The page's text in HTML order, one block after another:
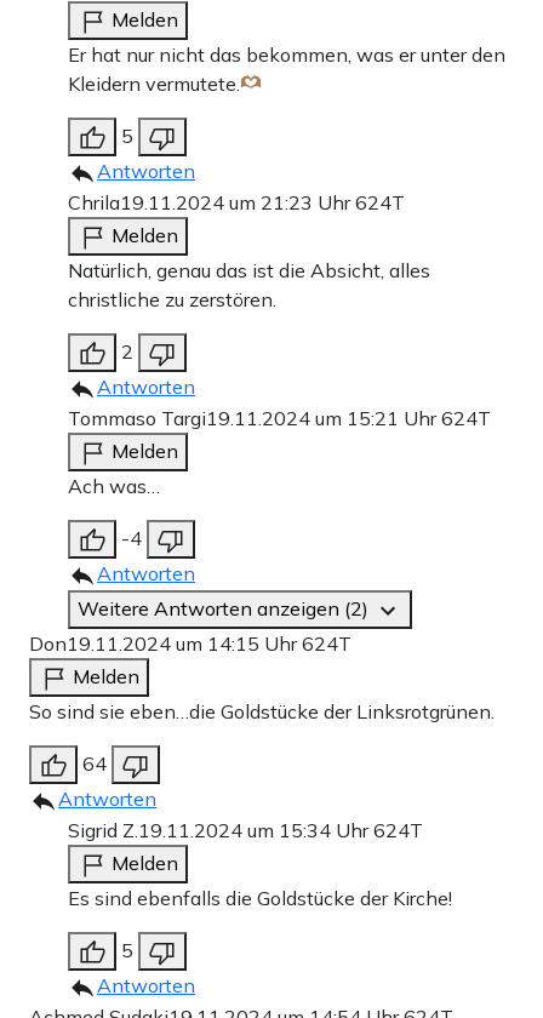
Melden
Er hat nur nicht das bekommen, was er unter den
Kleidern vermutete.
5
Antworten
Chrila19.11.2024 um 21:23 Uhr624T
Melden
Natürlich, genau das ist die Absicht, alles
christliche zu zerstören.
2
Antworten
Tommaso Targi19.11.2024 um 15:21 Uhr624T
Melden
Ach was…
-4
Antworten
Weitere Antworten anzeigen (2)
Don19.11.2024 um 14:15 Uhr624T
Melden
So sind sie eben…die Goldstücke der Linksrotgrünen.
64
Antworten
Sigrid Z. 19.11.2024 um 15:34 Uhr624T
Melden
Es sind ebenfalls die Goldstücke der Kirche!
5
Antworten